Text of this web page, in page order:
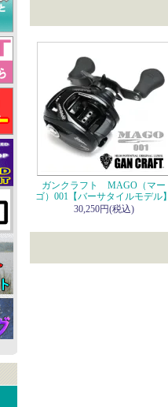
ガンクラフト MAGO（マー
ゴ）001【バーサタイルモデル】
30,250円(税込)